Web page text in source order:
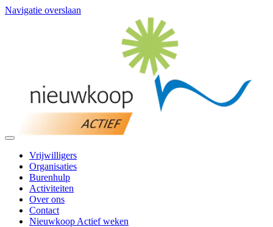
Navigatie overslaan
Vrijwilligers
Organisaties
Burenhulp
Activiteiten
Over ons
Contact
Nieuwkoop Actief weken